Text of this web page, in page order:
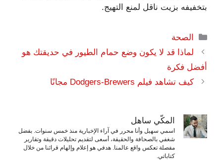
بتخفيفه بزيت ناقل لمنع التهيج.
التصنيفات
الصحة
لماذا قد لا يكون وضع حمام الطيور في حديقتك هو
أفضل فكرة
كيف تشاهد فيلم Dodgers-Brewers مجانًا
المكّي ساهل
اسمي سهيل وأنا محرر في آراء الإخبارية منذ خمس سنوات. بفضل
شغفي بالصحافة والحقيقة، أسعى لتقديم تحليلات دقيقة وتقارير
مفصلة تعكس واقع عالمنا. هدفي هو إعلام وإلهام قرائنا من خلال
كتاباتي.